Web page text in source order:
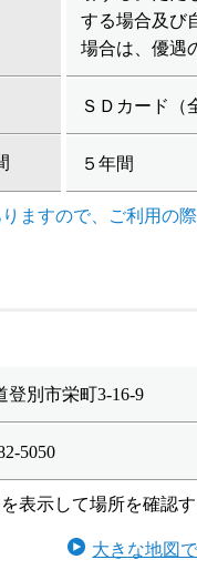
する場合及び
場合は、優遇
ＳＤカード（
５年間
ますので、ご利用の
登別市栄町3-16-9
5050
表示して場所を確認
大きな地図